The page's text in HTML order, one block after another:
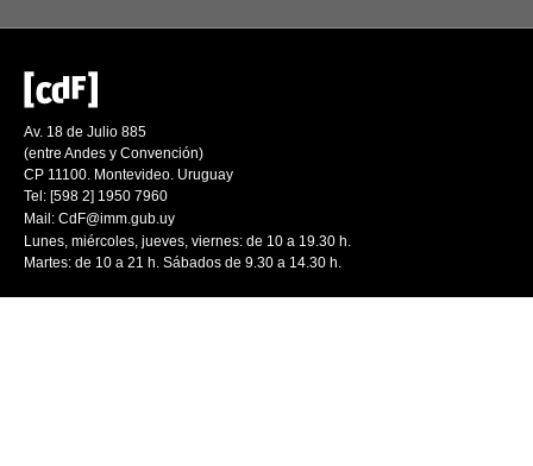
Av. 18 de Julio 885
(entre Andes y Convención)
CP 11100. Montevideo. Uruguay
Tel: [598 2] 1950 7960
Mail: CdF@imm.gub.uy
Lunes, miércoles, jueves, viernes: de 10 a 19.30 h.
Martes: de 10 a 21 h. Sábados de 9.30 a 14.30 h.